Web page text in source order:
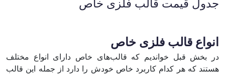
جدول قیمت قالب فلزی خاص
انواع قالب فلزی خاص
در بخش قبل خواندیم که قالب‌های خاص دارای انواع مختلف
هستند که هر کدام کاربرد خاص خودش را دارد از جمله این قالب